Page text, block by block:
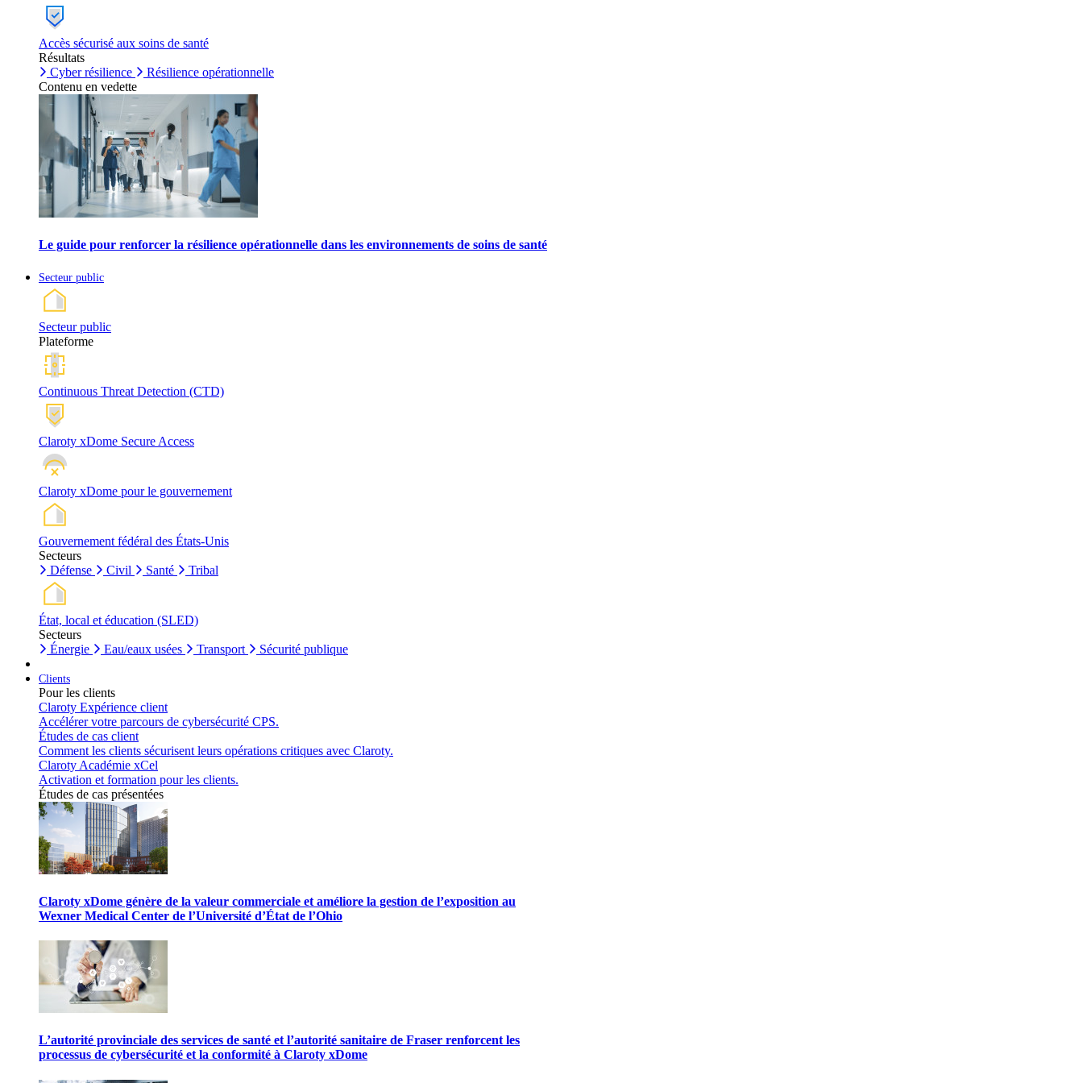
Accès sécurisé aux soins de santé
Résultats
Cyber résilience
Résilience opérationnelle
Contenu en vedette
Le guide pour renforcer la résilience opérationnelle dans les environnements de soins de santé
Secteur public
Secteur public
Plateforme
Continuous Threat Detection (CTD)
Claroty xDome Secure Access
Claroty xDome pour le gouvernement
Gouvernement fédéral des États-Unis
Secteurs
Défense
Civil Santé Tribal
État, local et éducation (SLED)
Secteurs
Énergie
Eau/eaux usées Transport Sécurité publique
Clients
Pour les clients
Claroty Expérience client
Accélérer votre parcours de cybersécurité CPS.
Études de cas client
Comment les clients sécurisent leurs opérations critiques avec Claroty.
Claroty Académie xCel
Activation et formation pour les clients.
Études de cas présentées
Claroty xDome génère de la valeur commerciale et améliore la gestion de l’exposition au
Wexner Medical Center de l’Université d’État de l’Ohio
L’autorité provinciale des services de santé et l’autorité sanitaire de Fraser renforcent les
processus de cybersécurité et la conformité à Claroty xDome